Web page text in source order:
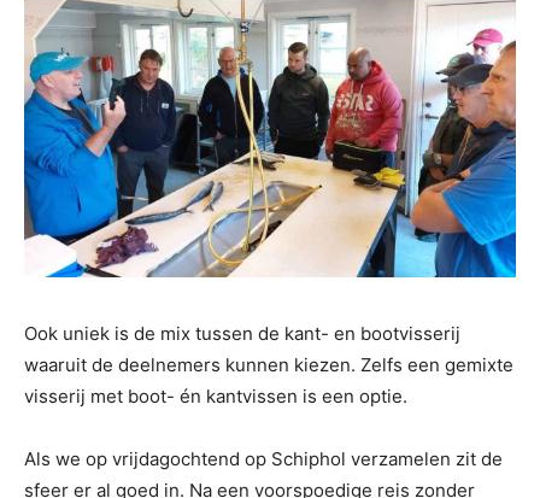
Ook uniek is de mix tussen de kant- en bootvisserij
waaruit de deelnemers kunnen kiezen. Zelfs een gemixte
visserij met boot- én kantvissen is een optie.
Als we op vrijdagochtend op Schiphol verzamelen zit de
sfeer er al goed in. Na een voorspoedige reis zonder